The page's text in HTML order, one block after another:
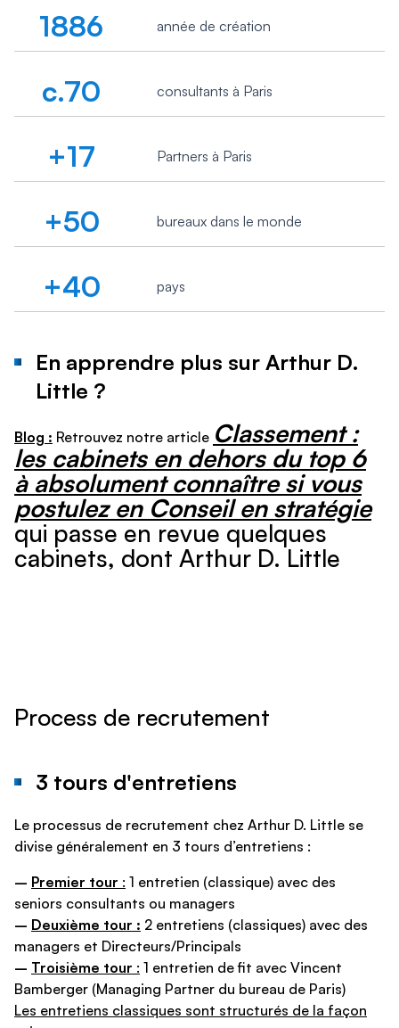
1886 année de création
c.70 consultants à Paris
+17 Partners à Paris
+50 bureaux dans le monde
+40 pays
En apprendre plus sur Arthur D.
Little ?
Blog : Retrouvez notre article Classement :
les cabinets en dehors du top 6
à absolument connaître si vous
postulez en Conseil en stratégie
qui passe en revue quelques
cabinets, dont Arthur D. Little
Process de recrutement
3 tours d'entretiens
Le processus de recrutement chez Arthur D. Little se
divise généralement en 3 tours d’entretiens :
– Premier tour : 1 entretien (classique) avec des
seniors consultants ou managers
– Deuxième tour : 2 entretiens (classiques) avec des
managers et Directeurs/Principals
– Troisième tour : 1 entretien de fit avec Vincent
Bamberger (Managing Partner du bureau de Paris)
Les entretiens classiques sont structurés de la façon